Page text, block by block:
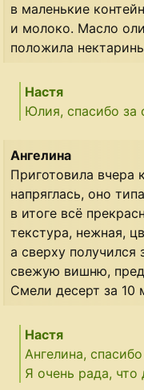
в маленькие
и молоко. Масло
положила
Настя
Юлия, спасибо за
Ангелина
Приготовила вчера
напряглась, оно
в итоге всё
текстура, нежная,
а сверху получился
свежую вишню,
Смели десерт за 10
Настя
Ангелина,
Я очень рада, что